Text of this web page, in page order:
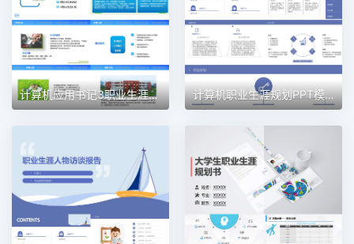
计算机应用书记3职业生涯规划PPT模板 计算机职业生涯规划PPT模板